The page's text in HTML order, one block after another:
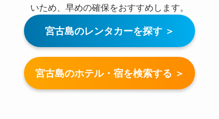
いため、早めの確保をおすすめします。
宮古島のレンタカーを探す ＞
宮古島のホテル・宿を検索する ＞